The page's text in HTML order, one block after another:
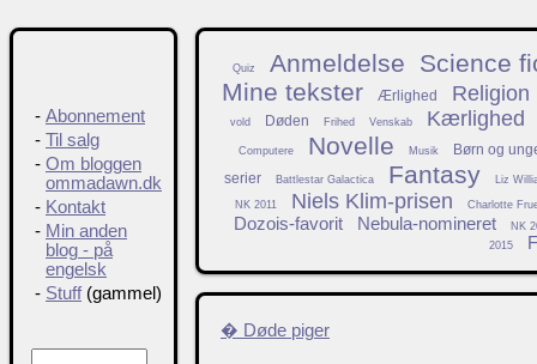
Quiz Anmeldelse
Science
Mine tekster
Ærlighed Religion
vold Døden Frihed Venskab Kærlighed
Computere Novelle Musik
Børn og
serier
Battlestar Galactica Fantasy Liz
NK 2011 Niels Klim-prisen Charlotte
Dozois-favorit Nebula-nomineret
NK
2015
� Døde piger
- Abonnement
- Til salg
- Om bloggen
ommadawn.dk
- Kontakt
- Min anden
blog - på
engelsk
- Stuff(gammel)